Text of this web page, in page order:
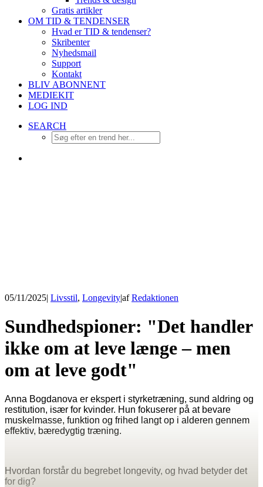
Gratis artikler
OM TID & TENDENSER
Hvad er TID & tendenser?
Skribenter
Nyhedsmail
Support
Kontakt
BLIV ABONNENT
MEDIEKIT
LOG IND
SEARCH
05/11/2025| Livsstil, Longevity|afRedaktionen
Sundhedspioner: "Det handler
ikke om at leve længe – men
om at leve godt"
Anna Bogdanova er ekspert i styrketræning, sund aldring og
restitution, især for kvinder. Hun fokuserer på at bevare
muskelmasse, funktion og frihed langt op i alderen gennem
effektiv, bæredygtig træning.
Hvordan forstår du begrebet longevity, og hvad betyder det
for dig?